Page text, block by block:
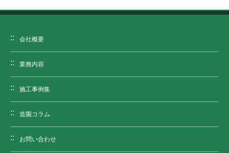
会社概要
業務内容
施工事例集
造園コラム
お問い合わせ